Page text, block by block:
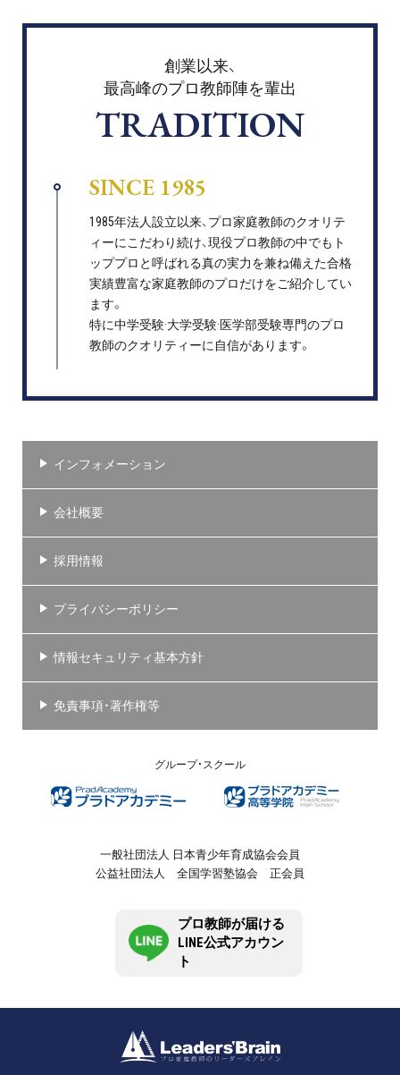
創業以来、
最高峰のプロ教師陣を輩出
TRADITION
SINCE 1985
1985年法人設立以来、プロ家庭教師のクオリテ
ィーにこだわり続け、現役プロ教師の中でもト
ッププロと呼ばれる真の実力を兼ね備えた合格
実績豊富な家庭教師のプロだけをご紹介してい
ます。
特に中学受験·大学受験·医学部受験専門のプロ
教師のクオリティーに自信があります。
インフォメーション
会社概要
採用情報
プライバシーポリシー
情報セキュリティ基本方針
免責事項・著作権等
グループ・スクール
一般社団法人 日本青少年育成協会会員
公益社団法人 全国学習塾協会 正会員
プロ教師が届ける
LINE公式アカウン
ト